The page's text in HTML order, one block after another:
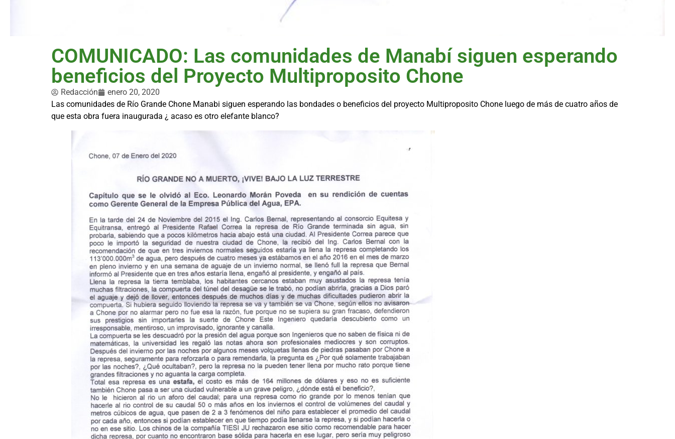
COMUNICADO: Las comunidades de Manabí siguen esperando
beneficios del Proyecto Multiproposito Chone
Redacción
enero 20, 2020
Las comunidades de Río Grande Chone Manabi siguen esperando las bondades o beneficios del proyecto Multiproposito Chone luego de más de cuatro años de
que esta obra fuera inaugurada ¿ acaso es otro elefante blanco?